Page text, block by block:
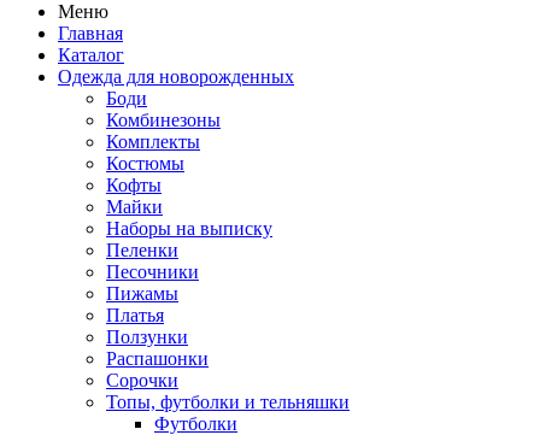
Меню
Главная
Каталог
Одежда для новорожденных
Боди
Комбинезоны
Комплекты
Костюмы
Кофты
Майки
Наборы на выписку
Пеленки
Песочники
Пижамы
Платья
Ползунки
Распашонки
Сорочки
Топы, футболки и тельняшки
Футболки